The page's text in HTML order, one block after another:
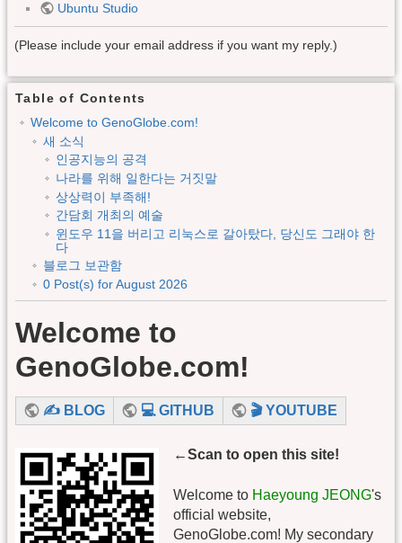
Ubuntu Studio
(Please include your email address if you want my reply.)
Table of Contents
Welcome to GenoGlobe.com!
새 소식
인공지능의 공격
나라를 위해 일한다는 거짓말
상상력이 부족해!
간담회 개최의 예술
윈도우 11을 버리고 리눅스로 갈아탔다, 당신도 그래야 한
다
블로그 보관함
0 Post(s) for August 2026
Welcome to
GenoGlobe.com!
✍️ BLOG 💻 GITHUB 🎬 YOUTUBE
←Scan to open this site!
Welcome to Haeyoung JEONG's
official website,
GenoGlobe.com! My secondary